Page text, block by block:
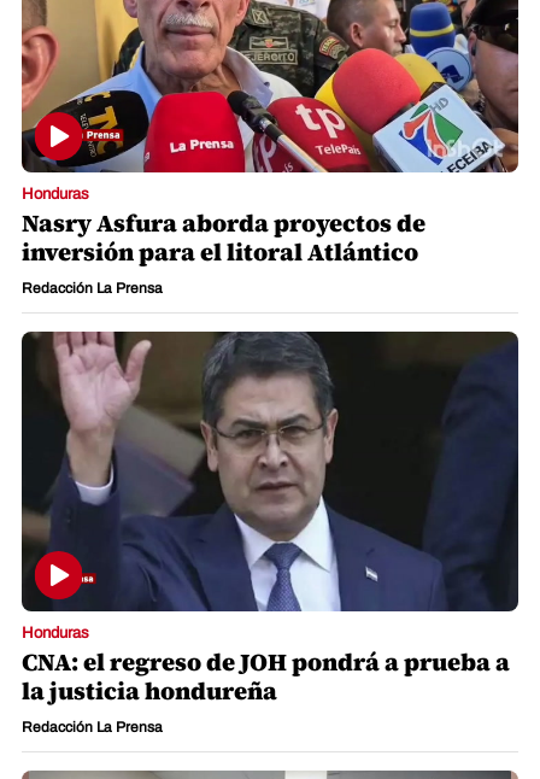
Honduras
Nasry Asfura aborda proyectos de
inversión para el litoral Atlántico
Redacción La Prensa
Honduras
CNA: el regreso de JOH pondrá a prueba a
la justicia hondureña
Redacción La Prensa